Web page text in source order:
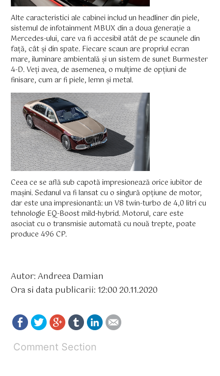
Alte caracteristici ale cabinei includ un headliner din piele,
sistemul de infotainment MBUX din a doua generație a
Mercedes-ului, care va fi accesibil atât de pe scaunele din
față, cât și din spate. Fiecare scaun are propriul ecran
mare, iluminare ambientală și un sistem de sunet Burmester
4-D. Veți avea, de asemenea, o mulțime de opțiuni de
finisare, cum ar fi piele, lemn și metal.
Ceea ce se află sub capotă impresionează orice iubitor de
mașini. Sedanul va fi lansat cu o singură opțiune de motor,
dar este una impresionantă: un V8 twin-turbo de 4,0 litri cu
tehnologie EQ-Boost mild-hybrid. Motorul, care este
asociat cu o transmisie automată cu nouă trepte, poate
produce 496 CP.
Autor: Andreea Damian
Ora si data publicarii: 12:00 20.11.2020
Comment Section